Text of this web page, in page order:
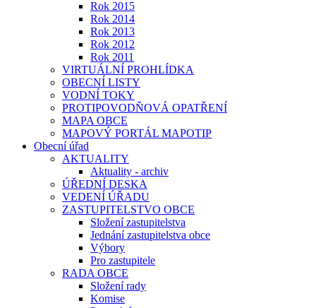
Rok 2015
Rok 2014
Rok 2013
Rok 2012
Rok 2011
VIRTUÁLNÍ PROHLÍDKA
OBECNÍ LISTY
VODNÍ TOKY
PROTIPOVODŇOVÁ OPATŘENÍ
MAPA OBCE
MAPOVÝ PORTÁL MAPOTIP
Obecní úřad
AKTUALITY
Aktuality - archiv
ÚŘEDNÍ DESKA
VEDENÍ ÚŘADU
ZASTUPITELSTVO OBCE
Složení zastupitelstva
Jednání zastupitelstva obce
Výbory
Pro zastupitele
RADA OBCE
Složení rady
Komise